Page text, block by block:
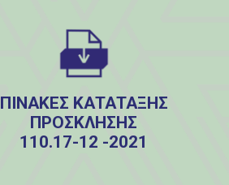
ΠΙΝΑΚΕΣ ΚΑΤΑΤΑΞΗΣ
ΠΡΟΣΚΛΗΣΗΣ
110.17-12 -2021